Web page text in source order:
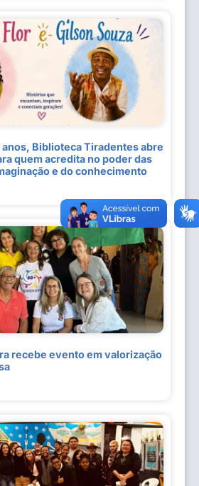
anos, Biblioteca Tiradentes abre
quem acredita no poder das
e do conhecimento
recebe evento em valorização